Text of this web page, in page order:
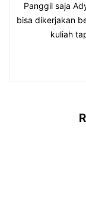
Panggil saja
bisa dikerjakan
kuliah